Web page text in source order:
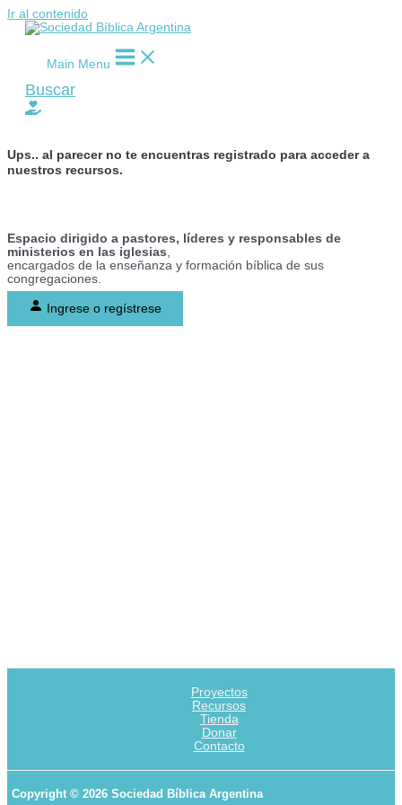
Ir al contenido
Main Menu
Buscar
Ups.. al parecer no te encuentras registrado para acceder a
nuestros recursos.
Espacio dirigido a pastores, líderes y responsables de
ministerios en las iglesias,
encargados de la enseñanza y formación bíblica de sus
congregaciones.
Ingrese o regístrese
Proyectos
Recursos
Tienda
Donar
Contacto
Copyright © 2026 Sociedad Bíblica Argentina